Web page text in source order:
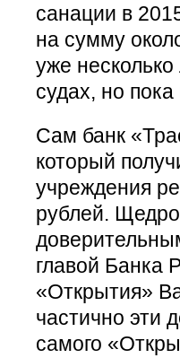
санации в
на сумму
уже
судах, но
Сам банк
который
учреждения
рублей.
главой Банка
«Открытия»
частично эти
самого